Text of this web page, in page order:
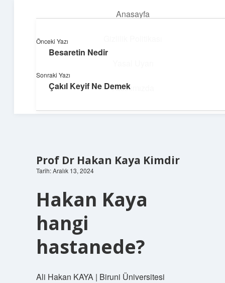
Anasayfa
Hakkımızda
Yaratıcı projelerle dünyanı inşa et!
Prof Dr Hakan Kaya Kimdir
Tarih: Aralık 13, 2024
Hakan Kaya
hangi
hastanede?
Ali Hakan KAYA | Biruni Üniversitesi
Önceki Yazı
Besaretin Nedir
Sonraki Yazı
Çakıl Keyif Ne Demek